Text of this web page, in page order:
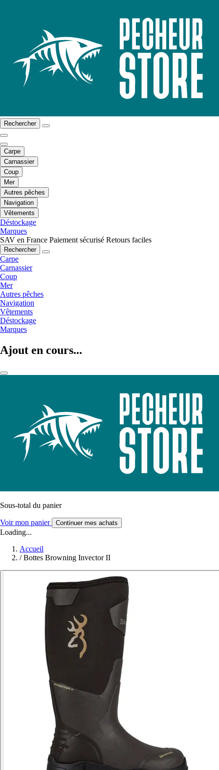
Rechercher
Carpe
Carnassier
Coup
Mer
Autres pêches
Navigation
Vêtements
Déstockage
Marques
SAV en France Paiement sécurisé Retours faciles
Rechercher
Carpe
Carnassier
Coup
Mer
Autres pêches
Navigation
Vêtements
Déstockage
Marques
Ajout en cours...
Sous-total du panier
Voir mon panier Continuer mes achats
Loading...
Accueil
/ Bottes Browning Invector II